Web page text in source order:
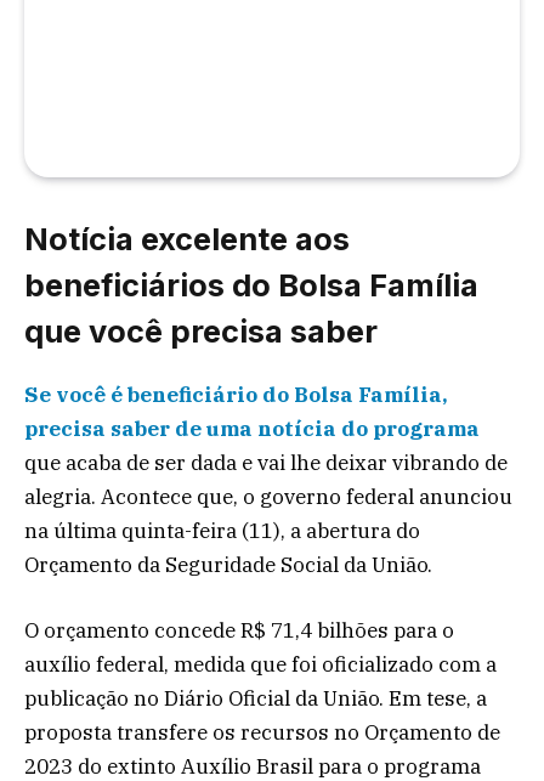
Notícia excelente aos
beneficiários do Bolsa Família
que você precisa saber
Se você é beneficiário do Bolsa Família,
precisa saber de uma notícia do programa
que acaba de ser dada e vai lhe deixar vibrando de
alegria. Acontece que, o governo federal anunciou
na última quinta-feira (11), a abertura do
Orçamento da Seguridade Social da União.
O orçamento concede R$ 71,4 bilhões para o
auxílio federal, medida que foi oficializado com a
publicação no Diário Oficial da União. Em tese, a
proposta transfere os recursos no Orçamento de
2023 do extinto Auxílio Brasil para o programa